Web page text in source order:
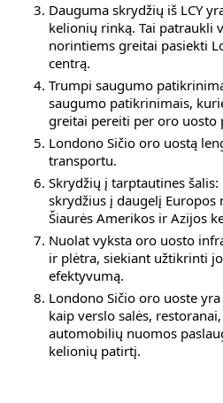
Dauguma skrydžių iš LCY
kelionių rinką. Tai patraukli
norintiems greitai pasiekti
centrą.
Trumpi saugumo
saugumo patikrinimais,
greitai pereiti per oro uosto
Londono Sičio oro uostą
transportu.
Skrydžių į tarptautines šalis:
skrydžius į daugelį Europos
Šiaurės Amerikos ir Azijos
Nuolat vyksta oro uosto
ir plėtra, siekiant užtikrinti
efektyvumą.
Londono Sičio oro uoste
kaip verslo salės,
automobilių nuomos
kelionių patirtį.